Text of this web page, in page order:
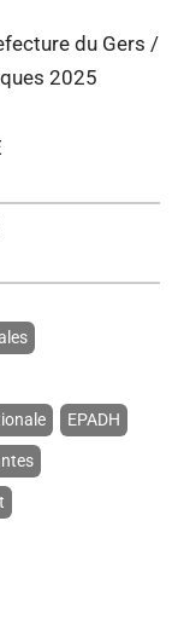
du Gers /
2025
EPADH